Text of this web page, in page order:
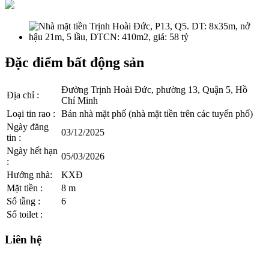
Đặc điểm bất động sản
Địa chỉ :
Đường Trịnh Hoài Đức, phường 13, Quận 5, Hồ
Chí Minh
Loại tin rao :
Bán nhà mặt phố (nhà mặt tiền trên các tuyến phố)
Ngày đăng
tin :
03/12/2025
Ngày hết hạn
:
05/03/2026
Hướng nhà:
KXĐ
Mặt tiền :
8 m
Số tầng :
6
Số toilet :
Liên hệ